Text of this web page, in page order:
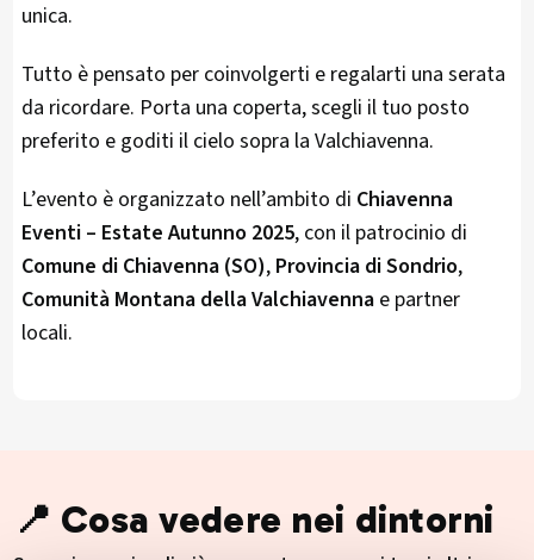
unica.
Tutto è pensato per coinvolgerti e regalarti una serata
da ricordare. Porta una coperta, scegli il tuo posto
preferito e goditi il cielo sopra la Valchiavenna.
L’evento è organizzato nell’ambito di Chiavenna
Eventi – Estate Autunno 2025, con il patrocinio di
Comune di Chiavenna (SO), Provincia di Sondrio,
Comunità Montana della Valchiavennae partner
locali.
📍 Cosa vedere nei dintorni